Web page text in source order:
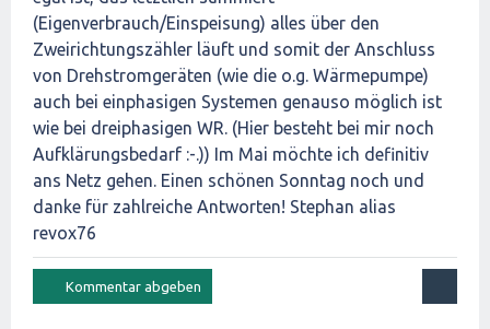
(Eigenverbrauch/Einspeisung) alles über den
Zweirichtungszähler läuft und somit der Anschluss
von Drehstromgeräten (wie die o.g. Wärmepumpe)
auch bei einphasigen Systemen genauso möglich ist
wie bei dreiphasigen WR. (Hier besteht bei mir noch
Aufklärungsbedarf :-.)) Im Mai möchte ich definitiv
ans Netz gehen. Einen schönen Sonntag noch und
danke für zahlreiche Antworten! Stephan alias
revox76